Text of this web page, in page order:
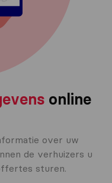
online
over uw
de verhuizers u
sturen.